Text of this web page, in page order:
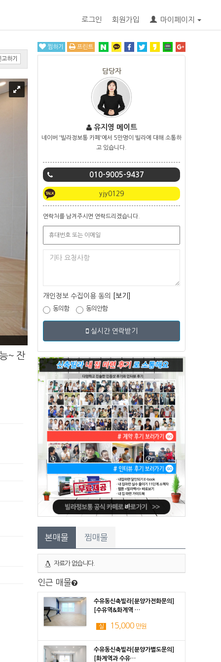
로그인 회원가입 마이페이지
고하기
~ 잔
찜하기 프린트
담당자
유지영 메이트
네이버 '빌라정보통 카페'에서 5만명이 빌라에 대해 소통하
고 있습니다.
010-9005-9437
yjy0129
연락처를 남겨주시면 연락드리겠습니다.
개인정보 수집이용 동의 [보기]
동의함 동의안함
실시간 연락받기
본매물 찜매물
자료가 없습니다.
인근 매물
수유동신축빌라[분양가전화문의]
[수유역&화계역 …
실 15,000 만원
수유동신축빌라[분양가별도문의]
[화계역과 수유…